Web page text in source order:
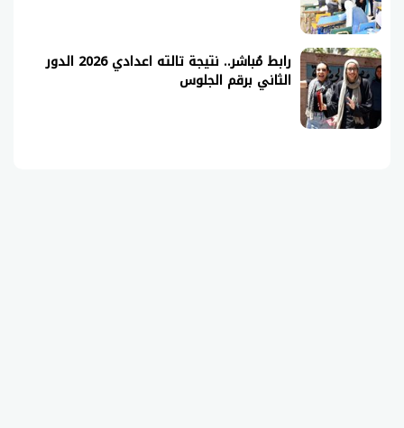
رابط مُباشر.. نتيجة تالته اعدادي 2026 الدور
الثاني برقم الجلوس